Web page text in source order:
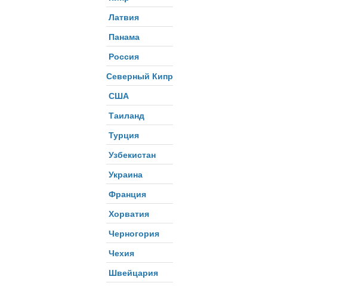
Латвия
Панама
Россия
Северный Кипр
США
Таиланд
Турция
Узбекистан
Украина
Франция
Хорватия
Черногория
Чехия
Швейцария